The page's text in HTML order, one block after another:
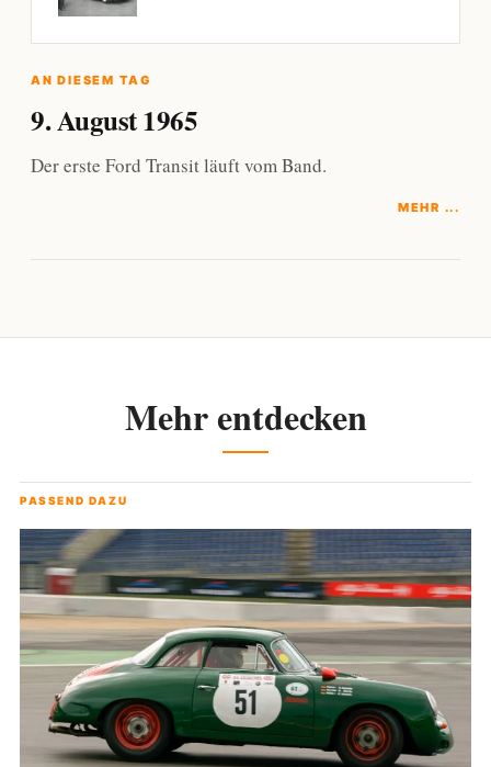
AN DIESEM TAG
9. August 1965
Der erste Ford Transit läuft vom Band.
MEHR ...
Mehr entdecken
PASSEND DAZU